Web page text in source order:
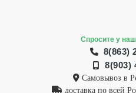
Спросите у
8(863)
8(903)
Самовывоз в
доставка по всей